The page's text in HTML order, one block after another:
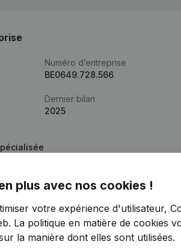
Numéro d’entreprise
BE0649.728.566
Dernier bilan
2025
Vous
plus avec nos cookies !
votre expérience d'utilisateur,
La politique en matière de cookies
la manière dont elles sont utilisées.